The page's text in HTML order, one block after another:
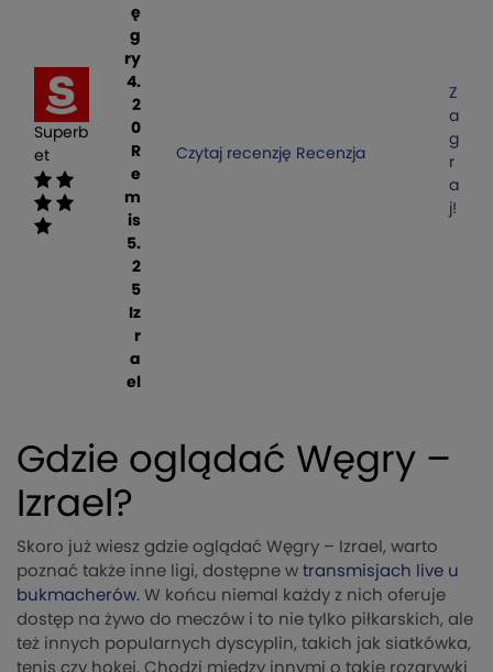
Superb
et
ę
g
ry
4.
2
0
R
e
m
is
5.
2
5
Iz
r
a
el
Czytaj recenzję Recenzja
Z
a
g
r
a
j!
Gdzie oglądać Węgry –
Izrael?
Skoro już wiesz gdzie oglądać Węgry – Izrael, warto
poznać także inne ligi, dostępne w transmisjach live u
bukmacherów. W końcu niemal każdy z nich oferuje
dostęp na żywo do meczów i to nie tylko piłkarskich, ale
też innych popularnych dyscyplin, takich jak siatkówka,
tenis czy hokej. Chodzi między innymi o takie rozgrywki